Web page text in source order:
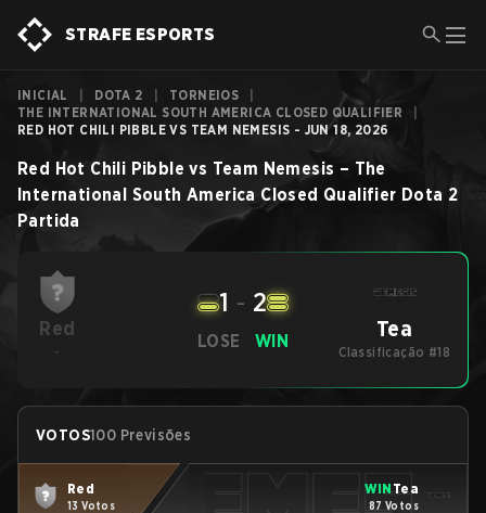
STRAFE ESPORTS
INICIAL DOTA 2 TORNEIOS
THE INTERNATIONAL SOUTH AMERICA CLOSED QUALIFIER
RED HOT CHILI PIBBLE VS TEAM NEMESIS - JUN 18, 2026
Red Hot Chili Pibble vs Team Nemesis – The
International South America Closed Qualifier Dota 2
Partida
Red
-
LOSE
1 - 2
WIN Tea
Classificação #18
VOTOS100 Previsões
Red
13 Votos
WIN Tea
87 Votos